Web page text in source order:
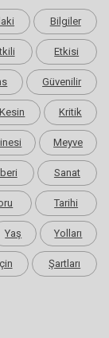
Bilgiler
Etkisi
Güvenilir
Kesin Kritik
Meyve
Sanat
Tarihi
Yaş Yolları
Şartları